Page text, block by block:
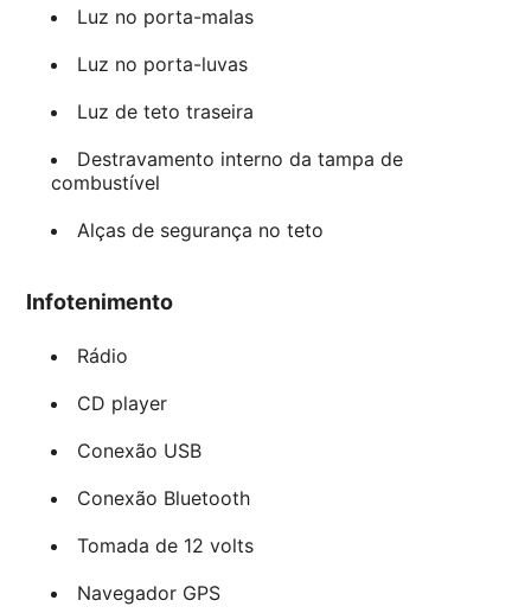
Luz no porta-malas
Luz no porta-luvas
Luz de teto traseira
Destravamento interno da tampa de
combustível
Alças de segurança no teto
Infotenimento
Rádio
CD player
Conexão USB
Conexão Bluetooth
Tomada de 12 volts
Navegador GPS